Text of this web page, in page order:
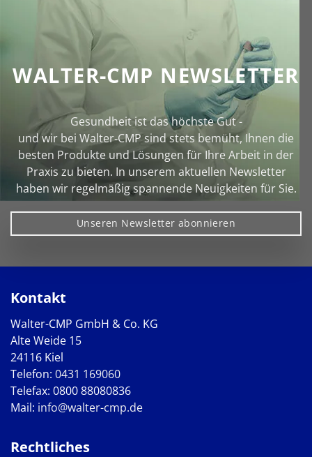
WALTER-CMP NEWSLETTER
Gesundheit ist das höchste Gut -
und wir bei Walter‑CMP sind stets bemüht, Ihnen die
besten Produkte und Lösungen für Ihre Arbeit in der
Praxis zu bieten. In unserem aktuellen Newsletter
haben wir regelmäßig spannende Neuigkeiten für Sie.
Unseren Newsletter abonnieren
Kontakt
Walter-CMP GmbH & Co. KG
Alte Weide 15
24116 Kiel
Telefon: 0431 169060
Telefax: 0800 88080836
Mail: info@walter-cmp.de
Rechtliches